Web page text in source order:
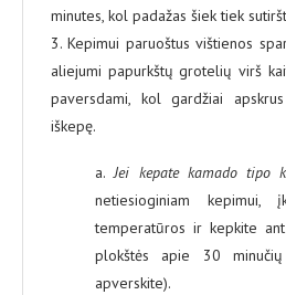
minutes, kol padažas šiek tiek
3. Kepimui paruoštus vištienos
aliejumi papurkštų grotelių virš
paversdami, kol gardžiai
iškepę.
a.Jei kepate kamado tipo
netiesioginiam
temperatūros ir kepkite
plokštės apie 30
apverskite).